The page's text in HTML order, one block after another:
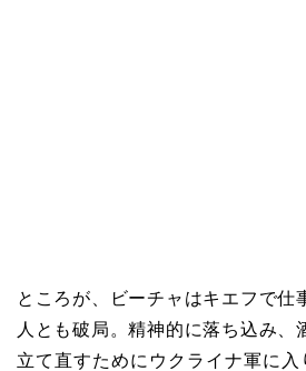
ところが、ビーチャはキエフで仕
人とも破局。精神的に落ち込み、
立て直すためにウクライナ軍に